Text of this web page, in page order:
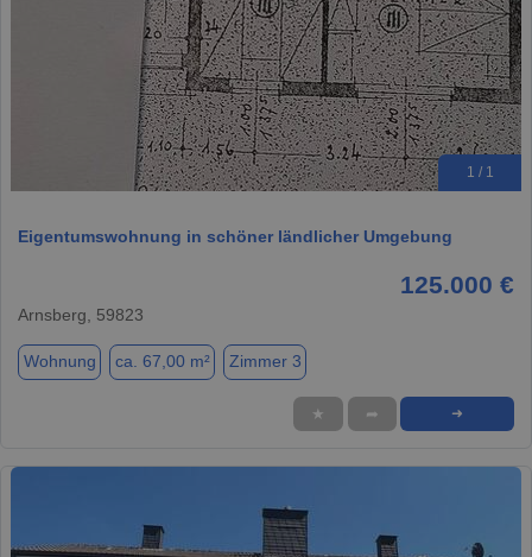
1 / 1
Eigentumswohnung in schöner ländlicher Umgebung
125.000 €
Arnsberg, 59823
Wohnung ca. 67,00 m² Zimmer 3
★ ➦ ➜